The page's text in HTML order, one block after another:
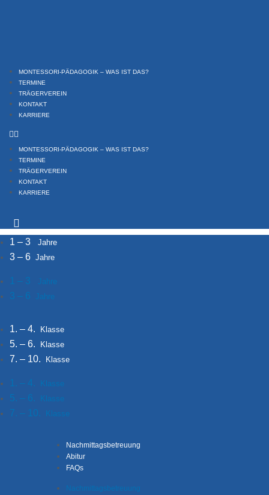
MONTESSORI-PÄDAGOGIK – WAS IST DAS?
TERMINE
TRÄGERVEREIN
KONTAKT
KARRIERE
MONTESSORI-PÄDAGOGIK – WAS IST DAS?
TERMINE
TRÄGERVEREIN
KONTAKT
KARRIERE
1 – 3 Jahre
3 – 6 Jahre
1 – 3 Jahre
3 – 6 Jahre
1. – 4. Klasse
5. – 6. Klasse
7. – 10. Klasse
1. – 4. Klasse
5. – 6. Klasse
7. – 10. Klasse
Nachmittagsbetreuung
Abitur
FAQs
Nachmittagsbetreuung